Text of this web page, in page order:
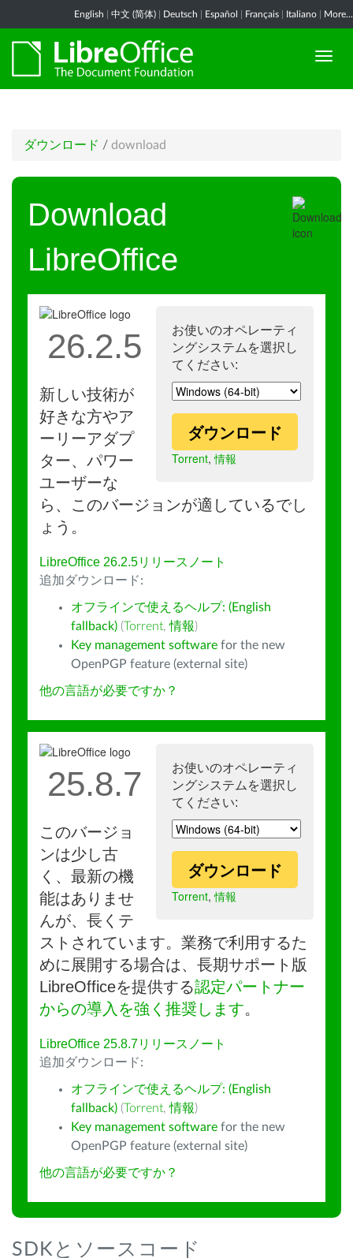
English 中文 (简体) Deutsch Español Français Italiano More...
ダウンロード / download
Download
LibreOffice
お使いのオペレーティ
ングシステムを選択し
てください:
ダウンロード
Torrent,情報
26.2.5
新しい技術が
好きな方やア
ーリーアダプ
ター、パワー
ユーザーな
ら、このバージョンが適しているでし
ょう。
LibreOffice 26.2.5リリースノート
追加ダウンロード:
オフラインで使えるヘルプ: (English
fallback) (Torrent,情報)
Key management software for the new
OpenPGP feature (external site)
他の言語が必要ですか？
お使いのオペレーティ
ングシステムを選択し
てください:
ダウンロード
Torrent,情報
25.8.7
このバージョ
ンは少し古
く、最新の機
能はありませ
んが、長くテ
ストされています。業務で利用するた
めに展開する場合は、長期サポート版
LibreOfficeを提供する認定パートナー
からの導入を強く推奨します。
LibreOffice 25.8.7リリースノート
追加ダウンロード:
オフラインで使えるヘルプ: (English
fallback) (Torrent,情報)
Key management software for the new
OpenPGP feature (external site)
他の言語が必要ですか？
SDKとソースコード